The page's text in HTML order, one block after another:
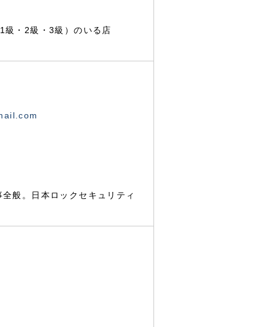
・2級・3級）のいる店
般。日本ロックセキュリティ